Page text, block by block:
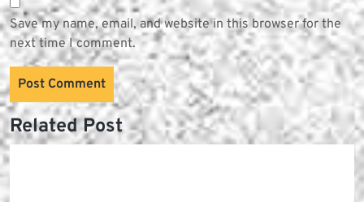
Save my name, email, and website in this browser for the
next time I comment.
Related Post